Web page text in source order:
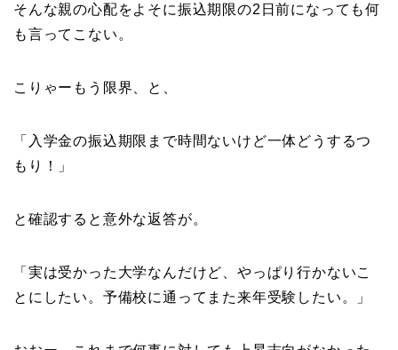
そんな親の心配をよそに振込期限の2日前になっても何
も言ってこない。
こりゃーもう限界、と、
「入学金の振込期限まで時間ないけど一体どうするつ
もり！」
と確認すると意外な返答が。
「実は受かった大学なんだけど、やっぱり行かないこ
とにしたい。予備校に通ってまた来年受験したい。」